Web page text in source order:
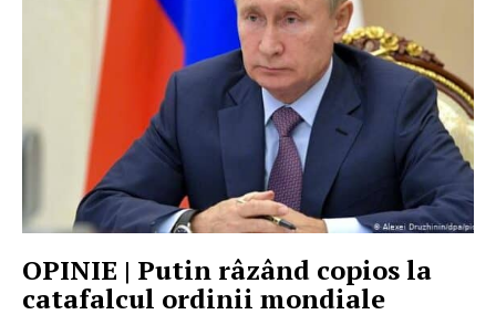
OPINIE | Putin râzând copios la
catafalcul ordinii mondiale